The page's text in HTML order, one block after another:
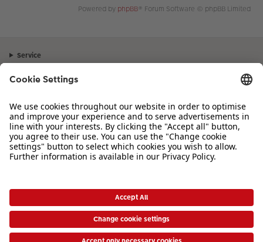
Powered by phpBB® Forum Software © phpBB Limited
Service
Sortiment
Inspiration
Bei Fragen zu Produkten oder der Bestellung können Sie uns gerne von
Montag bis Samstag von 8:00 – 20:00 Uhr und Sonntag von 10:00 –